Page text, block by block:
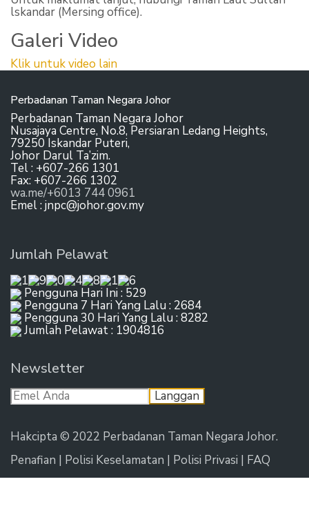
lskandar (Mersing office).
Galeri Video
Klik untuk video lain
Perbadanan Taman Negara Johor
Perbadanan Taman Negara Johor
Nusajaya Centre, No.8, Persiaran Ledang Heights,
79250 Iskandar Puteri,
Johor Darul Ta’zim.
Tel : +607-266 1301
Fax: +607-266 1302
wa.me/+6013 744 0961
Emel : jnpc@johor.gov.my
Jumlah Pelawat
Pengguna Hari Ini : 529
Pengguna 7 Hari Yang Lalu : 2684
Pengguna 30 Hari Yang Lalu : 8282
Jumlah Pelawat : 1904816
Newsletter
Hakcipta © 2022 Perbadanan Taman Negara Johor.
Penafian | Polisi Keselamatan | Polisi Privasi | FAQ